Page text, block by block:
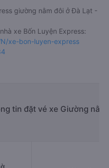
giường nằm đôi ở Đà Lạt -
xe Bốn Luyện Express:
xe-bon-luyen-express
tin đặt vé xe Giường